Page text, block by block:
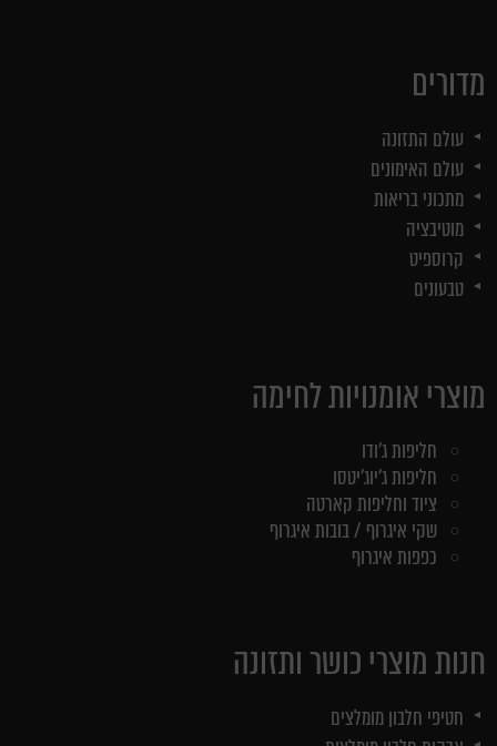
מדורים
עולם התזונה
עולם האימונים
מתכוני בריאות
מוטיבציה
קרוספיט
טבעונים
מוצרי אומנויות לחימה
חליפות ג'ודו
חליפות ג'יוג'יטסו
ציוד וחליפות קארטה
שקי איגרוף / בובות איגרוף
כפפות איגרוף
חנות מוצרי כושר ותזונה
חטיפי חלבון מומלצים